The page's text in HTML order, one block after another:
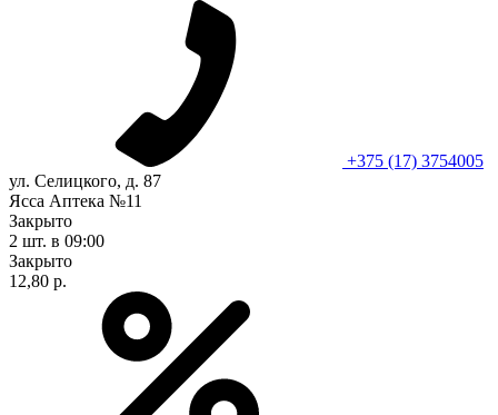
+375 (17) 3754005
ул. Селицкого, д. 87
Ясса Аптека №11
Закрыто
2 шт. в 09:00
Закрыто
12,80 р.